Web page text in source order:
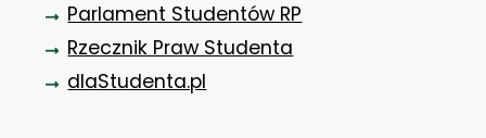
Parlament Studentów RP
Rzecznik Praw Studenta
dlaStudenta.pl